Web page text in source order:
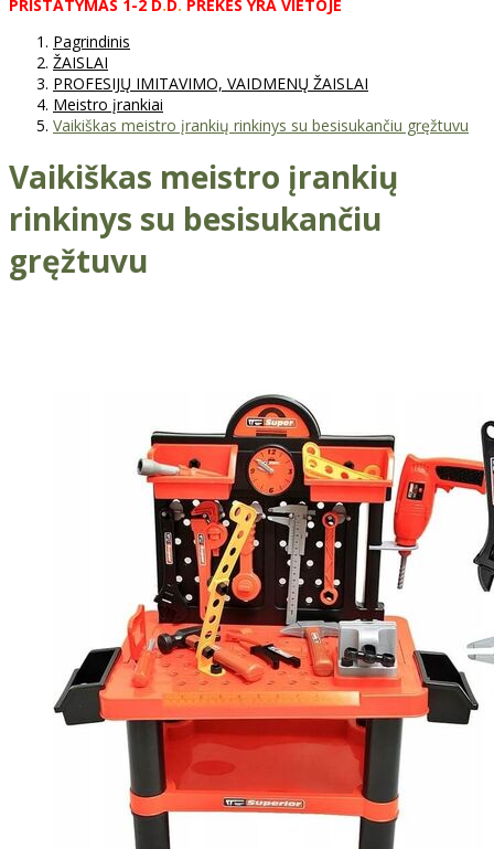
PRISTATYMAS 1-2 D. D. PREKĖS YRA VIETOJE
Pagrindinis
ŽAISLAI
PROFESIJŲ IMITAVIMO, VAIDMENŲ ŽAISLAI
Meistro įrankiai
Vaikiškas meistro įrankių rinkinys su besisukančiu gręžtuvu
Vaikiškas meistro įrankių
rinkinys su besisukančiu
gręžtuvu